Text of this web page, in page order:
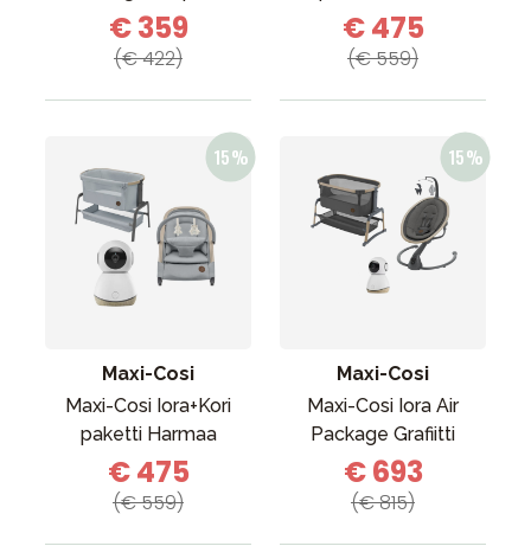
€ 359
(€ 422)
€ 475
(€ 559)
Maxi-Cosi
Maxi-Cosi Iora+Kori
paketti Harmaa
€ 475
(€ 559)
Maxi-Cosi
Maxi-Cosi Iora Air
Package Grafiitti
€ 693
(€ 815)